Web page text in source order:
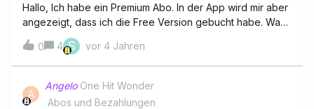
Hallo, Ich habe ein Premium Abo. In der App wird mir aber
angezeigt, dass ich die Free Version gebucht habe. Was
kann ich da tun?
0
4 S vor 4 Jahren
A
Angelo One Hit Wonder
Abos und Bezahlungen